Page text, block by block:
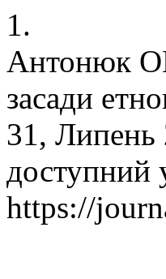
1.
Антонюк
засади
31, Липень
доступний
https://